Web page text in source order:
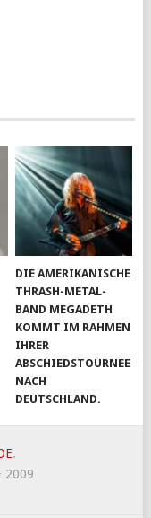
DIE AMERIKANISCHE
THRASH-METAL-
BAND MEGADETH
KOMMT IM RAHMEN
IHRER
ABSCHIEDSTOURNEE
NACH
DEUTSCHLAND.
.
2009